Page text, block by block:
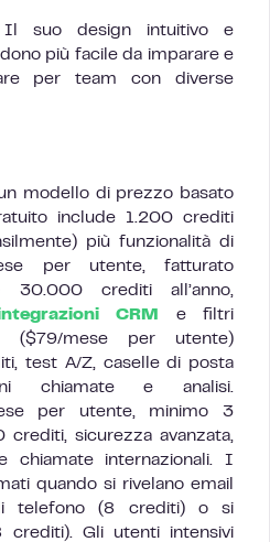
Il suo design intuitivo e
più facile da imparare e
per team con diverse
modello di prezzo basato
include 1.200 crediti
più funzionalità di
per utente, fatturato
30.000 crediti all’anno,
CRM
e filtri
($79/mese per utente)
test A/Z, caselle di posta
chiamate e analisi.
per utente, minimo 3
sicurezza avanzata,
chiamate internazionali. I
quando si rivelano email
telefono (8 crediti) o si
crediti). Gli utenti intensivi